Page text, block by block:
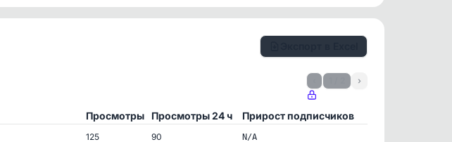
›
Просмотры Просмотры 24 ч Прирост подписчиков
125 90 N/A